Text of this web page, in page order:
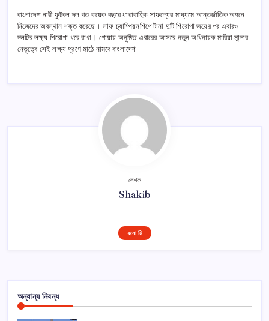
বাংলাদেশ নারী ফুটবল দল গত কয়েক বছরে ধারাবাহিক সাফল্যের মাধ্যমে আন্তর্জাতিক অঙ্গনে
নিজেদের অবস্থান শক্ত করেছে। সাফ চ্যাম্পিয়নশিপে টানা দুটি শিরোপা জয়ের পর এবারও
দলটির লক্ষ্য শিরোপা ধরে রাখা। গোয়ায় অনুষ্ঠিত এবারের আসরে নতুন অধিনায়ক মারিয়া মান্দার
নেতৃত্বে সেই লক্ষ্য পূরণে মাঠে নামবে বাংলাদেশ
লেখক
Shakib
ফলো মি
অন্যান্য নিবন্ধ